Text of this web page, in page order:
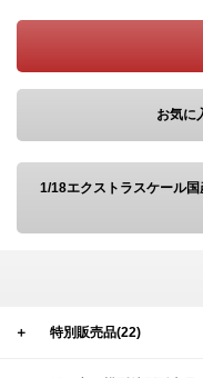
お気に
1/18エクストラスケール
＋ 特別販売品(22)